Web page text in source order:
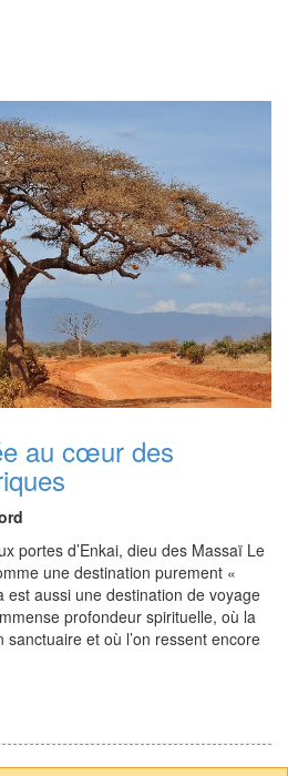
au cœur des
portes d’Enkai, dieu des Massaï Le
une destination purement «
est aussi une destination de voyage
profondeur spirituelle, où la
et où l’on ressent encore